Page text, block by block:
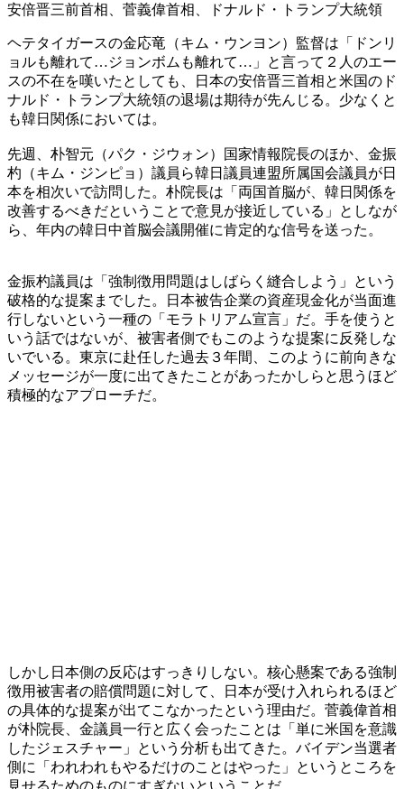
安倍晋三前首相、菅義偉首相、ドナルド・トランプ大統領
ヘテタイガースの金応竜（キム・ウンヨン）監督は「ドンリ
ョルも離れて…ジョンボムも離れて…」と言って２人のエー
スの不在を嘆いたとしても、日本の安倍晋三首相と米国のド
ナルド・トランプ大統領の退場は期待が先んじる。少なくと
も韓日関係においては。
先週、朴智元（パク・ジウォン）国家情報院長のほか、金振
杓（キム・ジンピョ）議員ら韓日議員連盟所属国会議員が日
本を相次いで訪問した。朴院長は「両国首脳が、韓日関係を
改善するべきだということで意見が接近している」としなが
ら、年内の韓日中首脳会議開催に肯定的な信号を送った。
金振杓議員は「強制徴用問題はしばらく縫合しよう」という
破格的な提案までした。日本被告企業の資産現金化が当面進
行しないという一種の「モラトリアム宣言」だ。手を使うと
いう話ではないが、被害者側でもこのような提案に反発しな
いでいる。東京に赴任した過去３年間、このように前向きな
メッセージが一度に出てきたことがあったかしらと思うほど
積極的なアプローチだ。
しかし日本側の反応はすっきりしない。核心懸案である強制
徴用被害者の賠償問題に対して、日本が受け入れられるほど
の具体的な提案が出てこなかったという理由だ。菅義偉首相
が朴院長、金議員一行と広く会ったことは「単に米国を意識
したジェスチャー」という分析も出てきた。バイデン当選者
側に「われわれもやるだけのことはやった」というところを
見せるためのものにすぎないということだ。